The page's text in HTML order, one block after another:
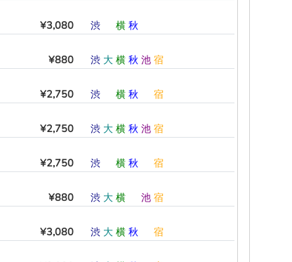
¥3,080 渋 横 秋
¥880 渋 大 横 秋 池 宿
¥2,750 渋 横 秋 宿
¥2,750 渋 大 横 秋 池 宿
¥2,750 渋 横 秋 宿
¥880 渋 大 横 池 宿
¥3,080 渋 大 横 秋 宿